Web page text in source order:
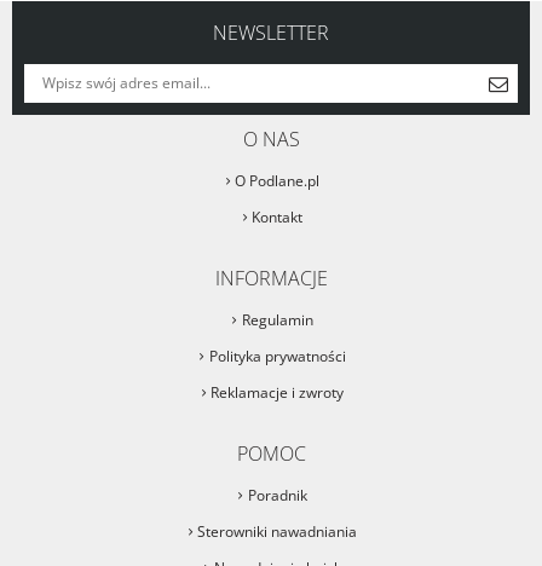
NEWSLETTER
O NAS
O Podlane.pl
Kontakt
INFORMACJE
Regulamin
Polityka prywatności
Reklamacje i zwroty
POMOC
Poradnik
Sterowniki nawadniania